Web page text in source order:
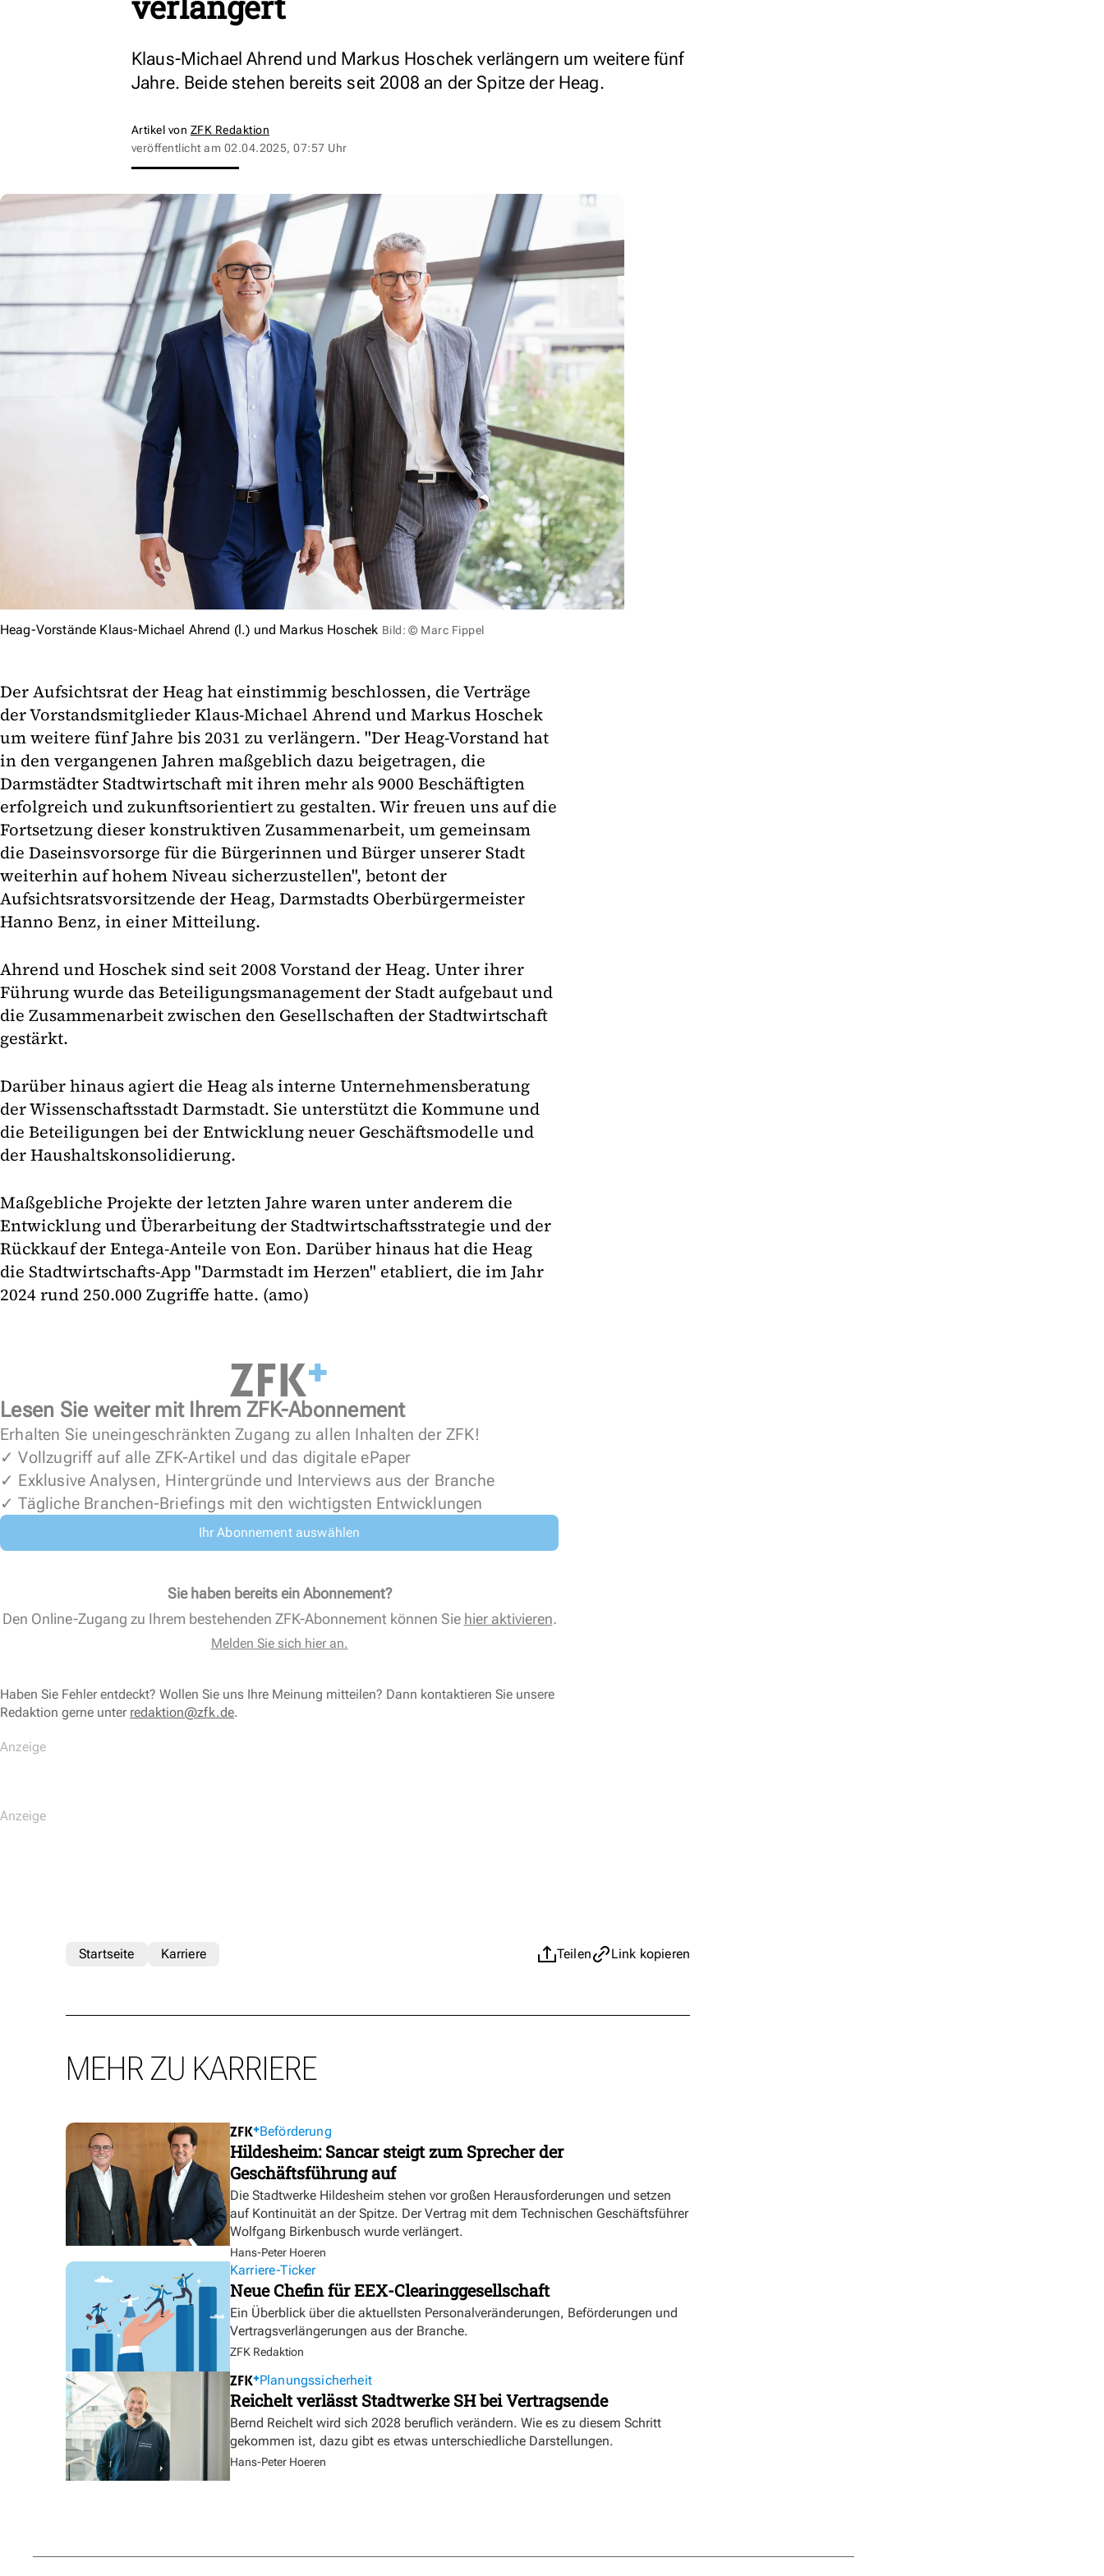
Klaus-Michael Ahrend und Markus Hoschek verlängern um weitere fünf
Jahre. Beide stehen bereits seit 2008 an der Spitze der Heag.
Artikel von ZFK Redaktion
veröffentlicht am 02.04.2025, 07:57 Uhr
Heag-Vorstände Klaus-Michael Ahrend (l.) und Markus Hoschek Bild: © Marc Fippel
Der Aufsichtsrat der Heag hat einstimmig beschlossen, die Verträge
der Vorstandsmitglieder Klaus-Michael Ahrend und Markus Hoschek
um weitere fünf Jahre bis 2031 zu verlängern. "Der Heag-Vorstand hat
in den vergangenen Jahren maßgeblich dazu beigetragen, die
Darmstädter Stadtwirtschaft mit ihren mehr als 9000 Beschäftigten
erfolgreich und zukunftsorientiert zu gestalten. Wir freuen uns auf die
Fortsetzung dieser konstruktiven Zusammenarbeit, um gemeinsam
die Daseinsvorsorge für die Bürgerinnen und Bürger unserer Stadt
weiterhin auf hohem Niveau sicherzustellen", betont der
Aufsichtsratsvorsitzende der Heag, Darmstadts Oberbürgermeister
Hanno Benz, in einer Mitteilung.
Ahrend und Hoschek sind seit 2008 Vorstand der Heag. Unter ihrer
Führung wurde das Beteiligungsmanagement der Stadt aufgebaut und
die Zusammenarbeit zwischen den Gesellschaften der Stadtwirtschaft
gestärkt.
Darüber hinaus agiert die Heag als interne Unternehmensberatung
der Wissenschaftsstadt Darmstadt. Sie unterstützt die Kommune und
die Beteiligungen bei der Entwicklung neuer Geschäftsmodelle und
der Haushaltskonsolidierung.
Maßgebliche Projekte der letzten Jahre waren unter anderem die
Entwicklung und Überarbeitung der Stadtwirtschaftsstrategie und der
Rückkauf der Entega-Anteile von Eon. Darüber hinaus hat die Heag
die Stadtwirtschafts-App "Darmstadt im Herzen" etabliert, die im Jahr
2024 rund 250.000 Zugriffe hatte. (amo)
Lesen Sie weiter mit Ihrem ZFK-Abonnement
Erhalten Sie uneingeschränkten Zugang zu allen Inhalten der ZFK!
✓ Vollzugriff auf alle ZFK-Artikel und das digitale ePaper
✓ Exklusive Analysen, Hintergründe und Interviews aus der Branche
✓ Tägliche Branchen-Briefings mit den wichtigsten Entwicklungen
Ihr Abonnement auswählen
Sie haben bereits ein Abonnement?
Den Online-Zugang zu Ihrem bestehenden ZFK-Abonnement können Sie hier aktivieren.
Melden Sie sich hier an.
Haben Sie Fehler entdeckt? Wollen Sie uns Ihre Meinung mitteilen? Dann kontaktieren Sie unsere
Redaktion gerne unter redaktion@zfk.de.
Teilen Link kopieren
Startseite Karriere
MEHR ZU KARRIERE
Beförderung
Hildesheim: Sancar steigt zum Sprecher der
Geschäftsführung auf
Die Stadtwerke Hildesheim stehen vor großen Herausforderungen und setzen
auf Kontinuität an der Spitze. Der Vertrag mit dem Technischen Geschäftsführer
Wolfgang Birkenbusch wurde verlängert.
Hans-Peter Hoeren
Karriere-Ticker
Neue Chefin für EEX-Clearinggesellschaft
Ein Überblick über die aktuellsten Personalveränderungen, Beförderungen und
Vertragsverlängerungen aus der Branche.
ZFK Redaktion
Planungssicherheit
Reichelt verlässt Stadtwerke SH bei Vertragsende
Bernd Reichelt wird sich 2028 beruflich verändern. Wie es zu diesem Schritt
gekommen ist, dazu gibt es etwas unterschiedliche Darstellungen.
Hans-Peter Hoeren